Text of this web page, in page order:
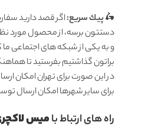
🛵پيك سریع:اگر قصد دارید
دستتون برسه، از محصول مورد
و به یکی از شبکه های اجتماعی
براتون گذاشتیم بفرستید تا
در این صورت برای تهران امکان
برای سایر شهرها امکان ارسال
راه های ارتباط بامیس